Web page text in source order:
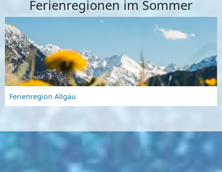
Ferienregionen im Sommer
Ferienregion Allgäu